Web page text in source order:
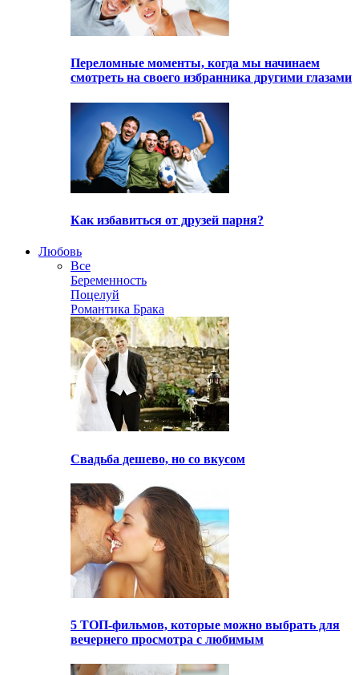
Переломные моменты, когда мы начинаем
смотреть на своего избранника другими глазами
Как избавиться от друзей парня?
Любовь
Все
Беременность
Поцелуй
Романтика Брака
Свадьба дешево, но со вкусом
5 ТОП-фильмов, которые можно выбрать для
вечернего просмотра с любимым